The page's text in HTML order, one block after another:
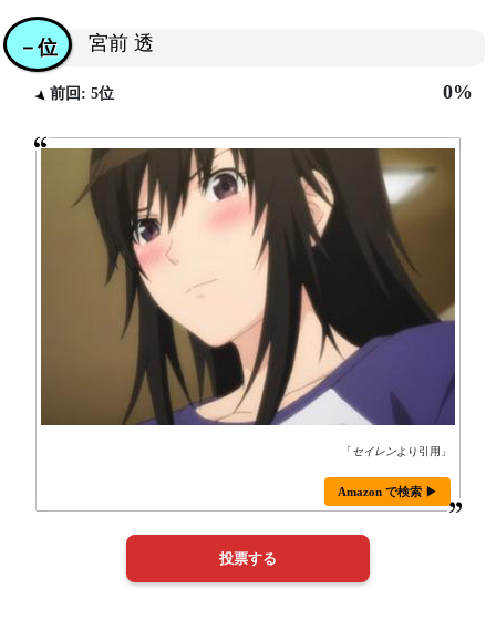
宮前 透
－位
前回: 5位 0%
「セイレンより引用」
Amazon で検索 ▶